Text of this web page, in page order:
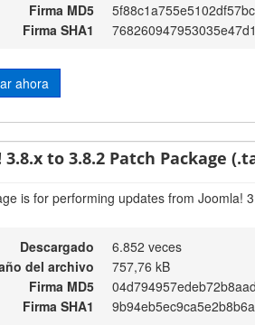
Firma MD5
Firma SHA1
ahora
3.8.x to 3.8.2 Patch Package
is for performing updates from Joomla!
Descargado
6.852 veces
del archivo
757,76 kB
Firma MD5
Firma SHA1